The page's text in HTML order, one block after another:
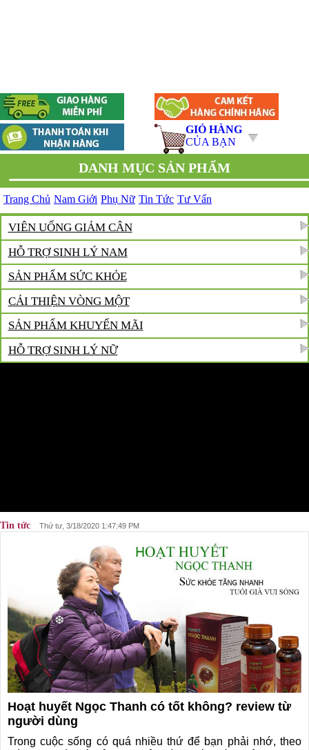
GIỎ HÀNG
CỦA BẠN
DANH MỤC SẢN PHẨM
Trang Chủ Nam Giới Phụ Nữ Tin Tức Tư Vấn
VIÊN UỐNG GIẢM CÂN
HỖ TRỢ SINH LÝ NAM
SẢN PHẨM SỨC KHỎE
CẢI THIỆN VÒNG MỘT
SẢN PHẨM KHUYẾN MÃI
HỖ TRỢ SINH LÝ NỮ
Tin tức Thứ tư, 3/18/2020 1:47:49 PM
Hoạt huyết Ngọc Thanh có tốt không? review từ
người dùng
Trong cuộc sống có quá nhiều thứ để bạn phải nhớ, theo
❅ ❆